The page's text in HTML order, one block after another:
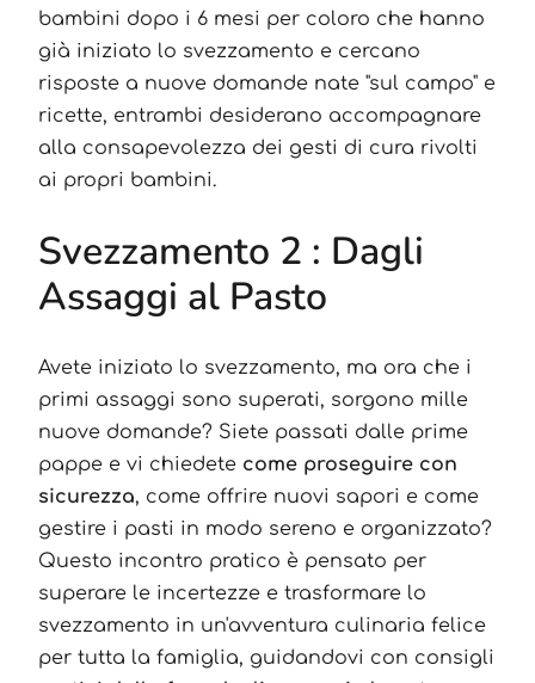
bambini dopo i 6 mesi per coloro che hanno
già iniziato lo svezzamento e cercano
risposte a nuove domande nate "sul campo" e
ricette, entrambi desiderano accompagnare
alla consapevolezza dei gesti di cura rivolti
ai propri bambini.
Svezzamento 2 : Dagli
Assaggi al Pasto
Avete iniziato lo svezzamento, ma ora che i
primi assaggi sono superati, sorgono mille
nuove domande? Siete passati dalle prime
pappe e vi chiedete come proseguire con
sicurezza, come offrire nuovi sapori e come
gestire i pasti in modo sereno e organizzato?
Questo incontro pratico è pensato per
superare le incertezze e trasformare lo
svezzamento in un'avventura culinaria felice
per tutta la famiglia, guidandovi con consigli